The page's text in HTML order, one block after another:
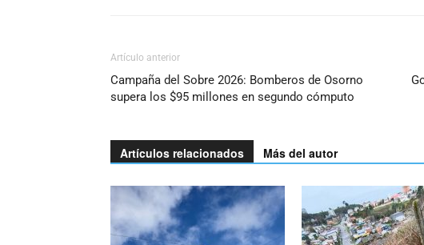
Artículo anterior
Campaña del Sobre 2026: Bomberos de Osorno
supera los $95 millones en segundo cómputo
Artículos relacionados Más del autor